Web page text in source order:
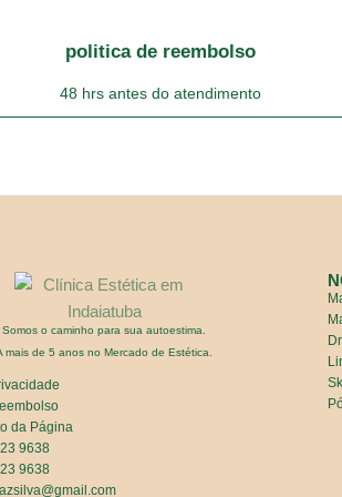
politica de reembolso
48 hrs antes do atendimento
Somos o caminho para sua autoestima.
mais de 5 anos no Mercado de Estética.
da Página
9638
9638